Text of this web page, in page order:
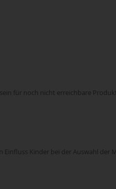
für noch nicht erreichbare
Kinder bei der Auswahl der